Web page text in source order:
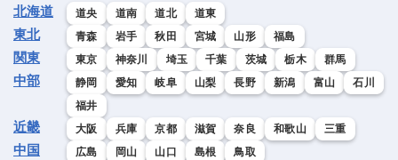
北海道 道央 道南 道北 道東
東北 青森 岩手 秋田 宮城 山形 福島
関東 東京 神奈川 埼玉 千葉 茨城 栃木 群馬
中部 静岡 愛知 岐阜 山梨 長野 新潟 富山
石川
福井
近畿 大阪 兵庫 京都 滋賀 奈良 和歌山 三重
中国 広島 岡山 山口 島根 鳥取